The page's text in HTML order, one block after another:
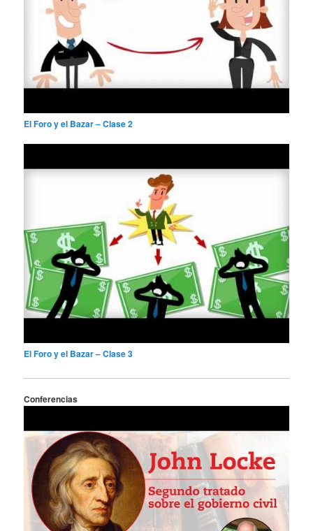
El Foro y el Bazar – Clase 2
El Foro y el Bazar – Clase 3
Conferencias